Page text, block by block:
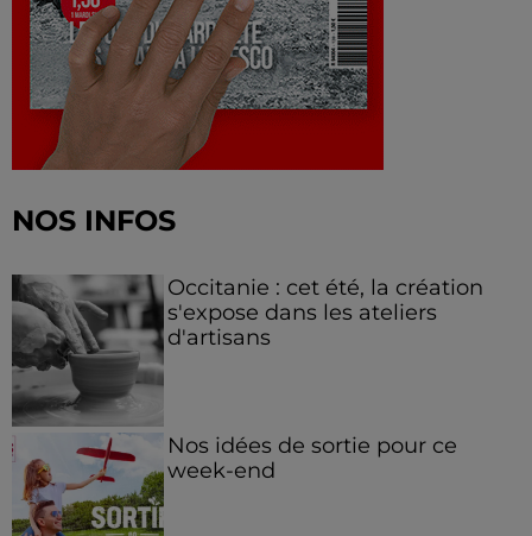
NOS INFOS
Occitanie : cet été, la création
s'expose dans les ateliers
d'artisans
Nos idées de sortie pour ce
week-end